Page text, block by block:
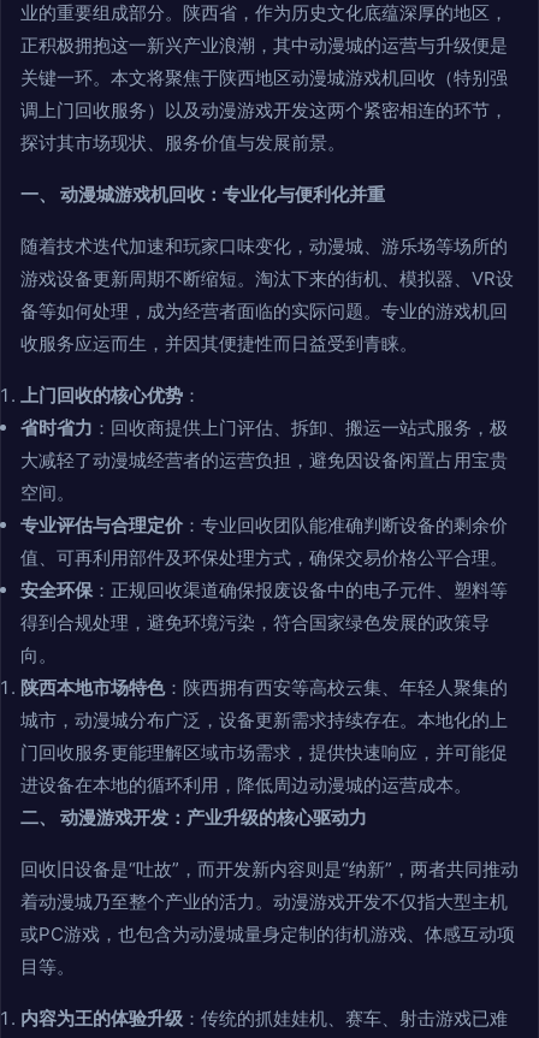
业的重要组成部分。陕西省，作为历史文化底蕴深厚的地区，
正积极拥抱这一新兴产业浪潮，其中动漫城的运营与升级便是
关键一环。本文将聚焦于陕西地区动漫城游戏机回收（特别强
调上门回收服务）以及动漫游戏开发这两个紧密相连的环节，
探讨其市场现状、服务价值与发展前景。
一、 动漫城游戏机回收：专业化与便利化并重
随着技术迭代加速和玩家口味变化，动漫城、游乐场等场所的
游戏设备更新周期不断缩短。淘汰下来的街机、模拟器、VR设
备等如何处理，成为经营者面临的实际问题。专业的游戏机回
收服务应运而生，并因其便捷性而日益受到青睐。
上门回收的核心优势 ：
省时省力 ：回收商提供上门评估、拆卸、搬运一站式服务，极
大减轻了动漫城经营者的运营负担，避免因设备闲置占用宝贵
空间。
专业评估与合理定价 ：专业回收团队能准确判断设备的剩余价
值、可再利用部件及环保处理方式，确保交易价格公平合理。
安全环保 ：正规回收渠道确保报废设备中的电子元件、塑料等
得到合规处理，避免环境污染，符合国家绿色发展的政策导
向。
陕西本地市场特色：陕西拥有西安等高校云集、年轻人聚集的
城市，动漫城分布广泛，设备更新需求持续存在。本地化的上
门回收服务更能理解区域市场需求，提供快速响应，并可能促
进设备在本地的循环利用，降低周边动漫城的运营成本。
二、 动漫游戏开发：产业升级的核心驱动力
回收旧设备是“吐故”，而开发新内容则是“纳新”，两者共同推动
着动漫城乃至整个产业的活力。动漫游戏开发不仅指大型主机
或PC游戏，也包含为动漫城量身定制的街机游戏、体感互动项
目等。
内容为王的体验升级 ：传统的抓娃娃机、赛车、射击游戏已难